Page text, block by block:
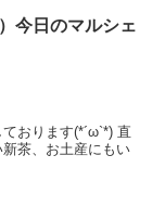
今日のマルシェ
おります(*´ω`*) 直
茶、お土産にもい